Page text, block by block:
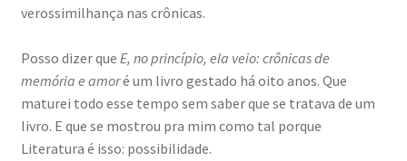
verossimilhança nas crônicas.
Posso dizer que E, no princípio, ela veio: crônicas de
memória e amoré um livro gestado há oito anos. Que
maturei todo esse tempo sem saber que se tratava de um
livro. E que se mostrou pra mim como tal porque
Literatura é isso: possibilidade.